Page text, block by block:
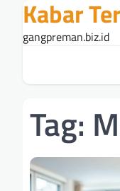
content
Kabar
gangpreman.biz.id
Tag: